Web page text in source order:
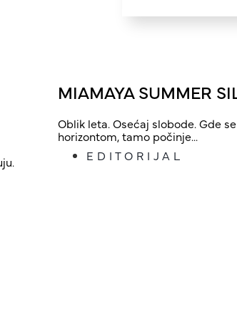
MIAMAYA SUMMER
Oblik leta. Osećaj slobode. Gde
horizontom, tamo počinje...
EDITORIJAL